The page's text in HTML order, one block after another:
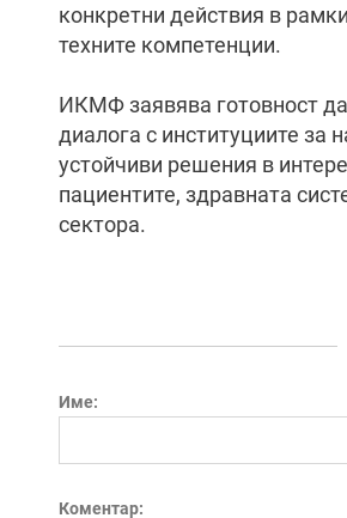
конкретни действия в
техните компетенции.
ИКМФ заявява готовност
диалога с институциите за
устойчиви решения в
пациентите, здравната
сектора.
Име:
Коментар: